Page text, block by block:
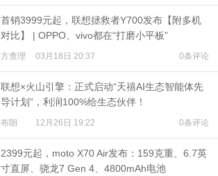
首销3999元起，联想拯救者Y700发布【附多机
对比】 | OPPO、vivo都在“打磨小平板”
方查理 03月18日 20:37 0条评论
联想×火山引擎：正式启动“天禧AI生态智能体先
导计划”，利润100%给生态伙伴！
布朗 12月26日 19:22 0条评论
2399元起，moto X70 Air发布：159克重、6.7英
寸直屏、骁龙7 Gen 4、4800mAh电池